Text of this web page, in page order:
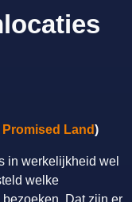
Promised Land)
in werkelijkheid wel
welke
Dat zijn er